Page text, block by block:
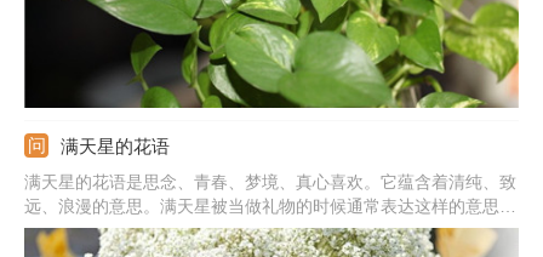
满天星的花语
满天星的花语是思念、青春、梦境、真心喜欢。它蕴含着清纯、致
远、浪漫的意思。满天星被当做礼物的时候通常表达这样的意思：
我在思念你，你是清纯的，我是真心喜欢你的，拥有你我很喜悦。